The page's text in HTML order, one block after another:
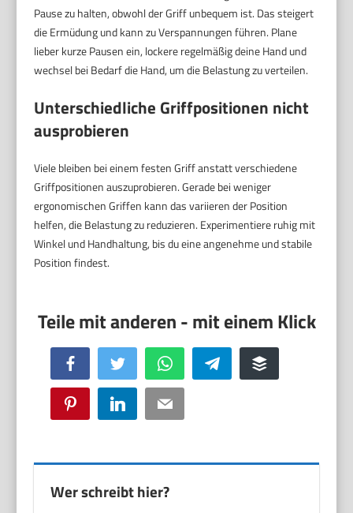
Pause zu halten, obwohl der Griff unbequem ist. Das steigert
die Ermüdung und kann zu Verspannungen führen. Plane
lieber kurze Pausen ein, lockere regelmäßig deine Hand und
wechsel bei Bedarf die Hand, um die Belastung zu verteilen.
Unterschiedliche Griffpositionen nicht
ausprobieren
Viele bleiben bei einem festen Griff anstatt verschiedene
Griffpositionen auszuprobieren. Gerade bei weniger
ergonomischen Griffen kann das variieren der Position
helfen, die Belastung zu reduzieren. Experimentiere ruhig mit
Winkel und Handhaltung, bis du eine angenehme und stabile
Position findest.
Facebook Twitter WhatsApp Telegram Buffer
Pinterest LinkedIn Email
Wer schreibt hier?